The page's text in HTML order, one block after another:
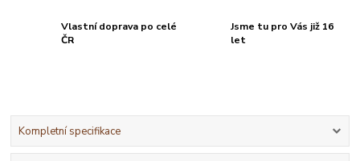
Vlastní doprava po celé
ČR
Jsme tu pro Vás již 16
let
Kompletní specifikace